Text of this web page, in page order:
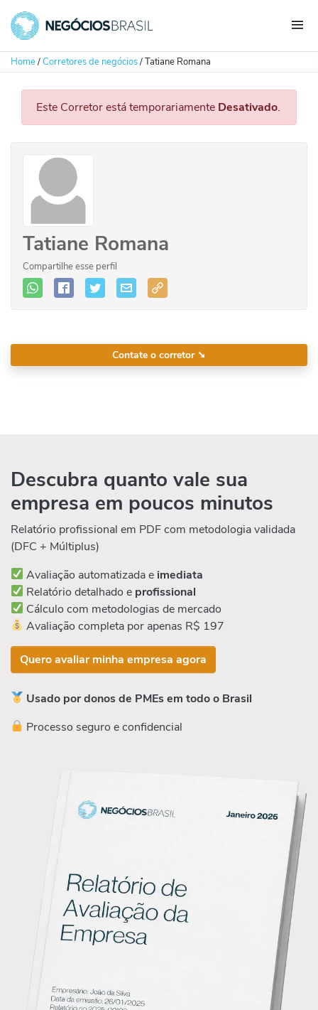
Home/Corretores de negócios/Tatiane Romana
Este Corretor está temporariamente Desativado.
Tatiane Romana
Compartilhe esse perfil
Contate o corretor ➘
Descubra quanto vale sua
empresa em poucos minutos
Relatório profissional em PDF com metodologia validada
(DFC + Múltiplus)
Avaliação automatizada e imediata
Relatório detalhado e profissional
Cálculo com metodologias de mercado
Avaliação completa por apenas R$ 197
Quero avaliar minha empresa agora
Usado por donos de PMEs em todo o Brasil
Processo seguro e confidencial